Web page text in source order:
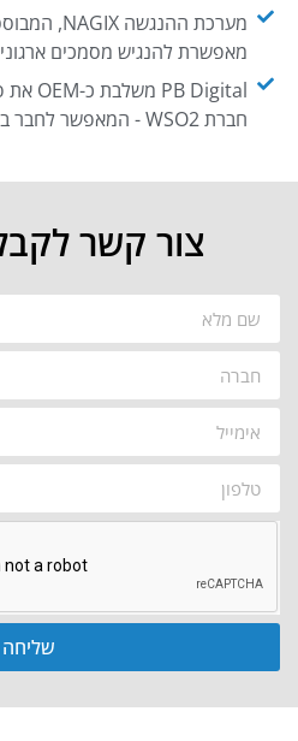
מאפשרת להנגיש מסמכים
חברת WSO2 - המאפשר לחבר בקלות בין מערכות ארגוניות
צור קשר
שליחה